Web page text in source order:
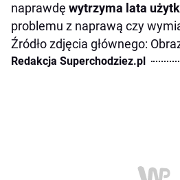
naprawdę wytrzyma lata
problemu z naprawą czy
Źródło zdjęcia głównego:
Redakcja Superchodziez.pl